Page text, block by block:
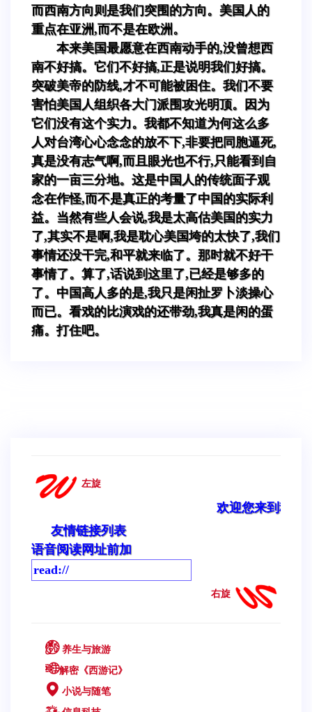
而西南方向则是我们突围的方向。美国人的
重点在亚洲,而不是在欧洲。
本来美国最愿意在西南动手的,没曾想西
南不好搞。它们不好搞,正是说明我们好搞。
突破美帝的防线,才不可能被困住。我们不要
害怕美国人组织各大门派围攻光明顶。因为
它们没有这个实力。我都不知道为何这么多
人对台湾心心念念的放不下,非要把同胞逼死,
真是没有志气啊,而且眼光也不行,只能看到自
家的一亩三分地。这是中国人的传统面子观
念在作怪,而不是真正的考量了中国的实际利
益。当然有些人会说,我是太高估美国的实力
了,其实不是啊,我是耽心美国垮的太快了,我们
事情还没干完,和平就来临了。那时就不好干
事情了。算了,话说到这里了,已经是够多的
了。中国高人多的是,我只是闲扯罗卜淡操心
而已。看戏的比演戏的还带劲,我真是闲的蛋
痛。打住吧。
左旋
欢迎您来到科学与文明
友情链接列表
语音阅读网址前加
右旋
养生与旅游
解密《西游记》
小说与随笔